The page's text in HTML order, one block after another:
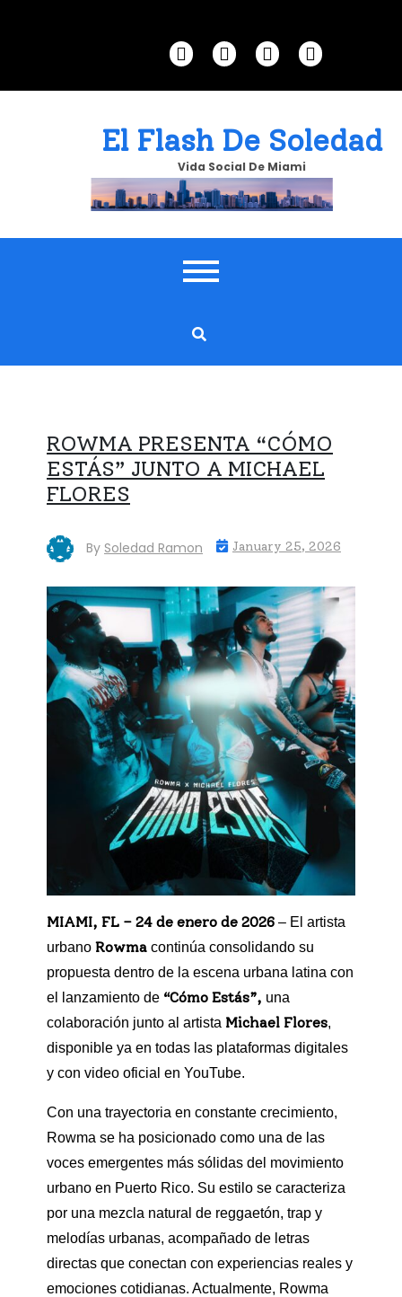
El Flash De Soledad
Vida Social De Miami
ROWMA PRESENTA “CÓMO
ESTÁS” JUNTO A MICHAEL
FLORES
By Soledad Ramon January 25, 2026
MIAMI, FL – 24 de enero de 2026 – El artista
urbano Rowma continúa consolidando su
propuesta dentro de la escena urbana latina con
el lanzamiento de “Cómo Estás”, una
colaboración junto al artista Michael Flores,
disponible ya en todas las plataformas digitales
y con video oficial en YouTube.
Con una trayectoria en constante crecimiento,
Rowma se ha posicionado como una de las
voces emergentes más sólidas del movimiento
urbano en Puerto Rico. Su estilo se caracteriza
por una mezcla natural de reggaetón, trap y
melodías urbanas, acompañado de letras
directas que conectan con experiencias reales y
emociones cotidianas. Actualmente, Rowma